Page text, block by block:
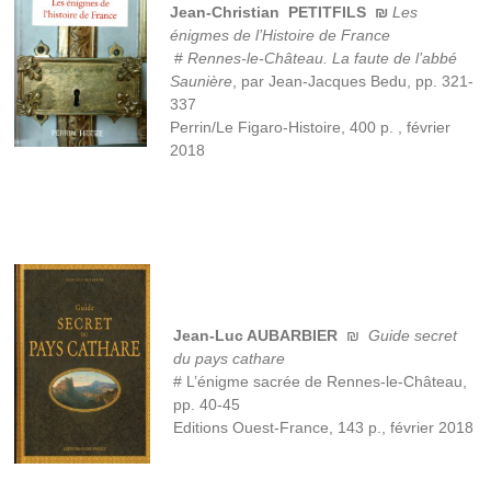
Jean-Christian PETITFILS ₪Les
énigmes de l’Histoire de France
#Rennes-le-Château. La faute de l’abbé
Saunière , par Jean-Jacques Bedu, pp. 321-
337
Perrin/Le Figaro-Histoire, 400 p. , février
2018
Jean-Luc AUBARBIER ₪Guide secret
du pays cathare
# L’énigme sacrée de Rennes-le-Château,
pp. 40-45
Editions Ouest-France, 143 p., février 2018